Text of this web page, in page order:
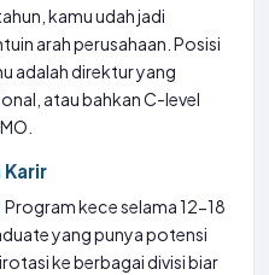
kamu udah jadi
arah perusahaan. Posisi
adalah direktur yang
atau bahkan C-level
Program kece selama 12-18
yang punya potensi
ke berbagai divisi biar